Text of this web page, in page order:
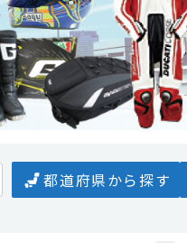
都道府県から探す